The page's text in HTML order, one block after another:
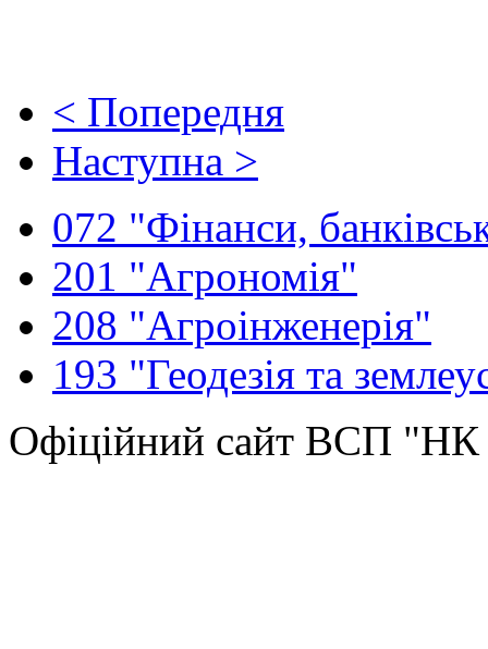
< Попередня
Наступна >
072 "Фінанси,
201 "Агрономія"
208 "Агроінженерія"
193 "Геодезія та
Офіційний сайт ВСП